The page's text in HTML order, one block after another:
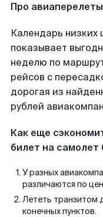
Про
Календарь низких
показывает
неделю по
рейсов с
дорогая из
рублей
Как еще
билет на самолет
У разных
различаются по
Лететь транзитом
конечных пунктов.